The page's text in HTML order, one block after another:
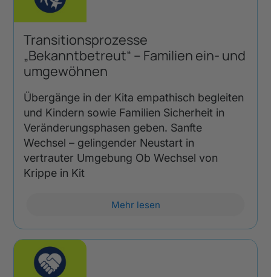
Transitionsprozesse
„Bekanntbetreut“ – Familien ein- und
umgewöhnen
Übergänge in der Kita empathisch begleiten
und Kindern sowie Familien Sicherheit in
Veränderungsphasen geben. Sanfte
Wechsel – gelingender Neustart in
vertrauter Umgebung Ob Wechsel von
Krippe in Kit
Mehr lesen